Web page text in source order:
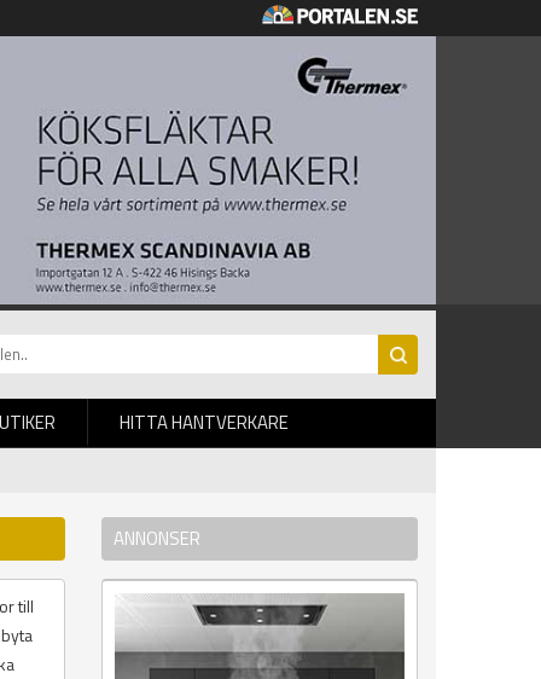
HITTA HANTVERKARE
till
ANNONSER